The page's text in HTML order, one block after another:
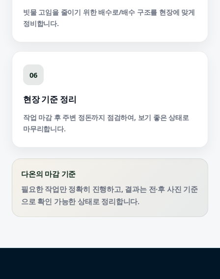
빗물 고임을 줄이기 위한 배수로/배수 구조를 현장에 맞게
정비합니다.
06
현장 기준 정리
작업 마감 후 주변 정돈까지 점검하여, 보기 좋은 상태로
마무리합니다.
다온의 마감 기준
필요한 작업만 정확히 진행하고, 결과는 전·후 사진 기준
으로 확인 가능한 상태로 정리합니다.